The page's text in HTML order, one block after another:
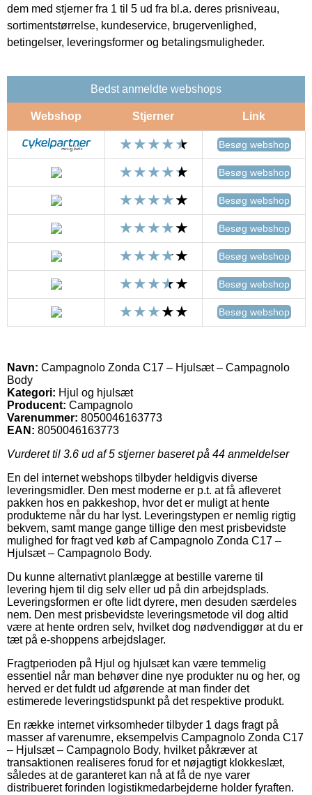
dem med stjerner fra 1 til 5 ud fra bl.a. deres prisniveau,
sortimentstørrelse, kundeservice, brugervenlighed,
betingelser, leveringsformer og betalingsmuligheder.
Bedst anmeldte webshops
Webshop Stjerner Link
Besøg webshop
Besøg webshop
Besøg webshop
Besøg webshop
Besøg webshop
Besøg webshop
Besøg webshop
Navn: Campagnolo Zonda C17 – Hjulsæt – Campagnolo
Body
Kategori: Hjul og hjulsæt
Producent: Campagnolo
Varenummer: 8050046163773
EAN: 8050046163773
Vurderet til 3.6 ud af 5 stjerner baseret på 44 anmeldelser
En del internet webshops tilbyder heldigvis diverse
leveringsmidler. Den mest moderne er p.t. at få afleveret
pakken hos en pakkeshop, hvor det er muligt at hente
produkterne når du har lyst. Leveringstypen er nemlig rigtig
bekvem, samt mange gange tillige den mest prisbevidste
mulighed for fragt ved køb af Campagnolo Zonda C17 –
Hjulsæt – Campagnolo Body.
Du kunne alternativt planlægge at bestille varerne til
levering hjem til dig selv eller ud på din arbejdsplads.
Leveringsformen er ofte lidt dyrere, men desuden særdeles
nem. Den mest prisbevidste leveringsmetode vil dog altid
være at hente ordren selv, hvilket dog nødvendiggør at du er
tæt på e-shoppens arbejdslager.
Fragtperioden på Hjul og hjulsæt kan være temmelig
essentiel når man behøver dine nye produkter nu og her, og
herved er det fuldt ud afgørende at man finder det
estimerede leveringstidspunkt på det respektive produkt.
En række internet virksomheder tilbyder 1 dags fragt på
masser af varenumre, eksempelvis Campagnolo Zonda C17
– Hjulsæt – Campagnolo Body, hvilket påkræver at
transaktionen realiseres forud for et nøjagtigt klokkeslæt,
således at de garanteret kan nå at få de nye varer
distribueret forinden logistikmedarbejderne holder fyraften.